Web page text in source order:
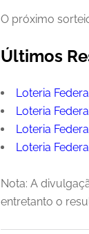
O próximo
Últimos
Loteria
Loteria
Loteria
Loteria
Nota: A
entretanto o